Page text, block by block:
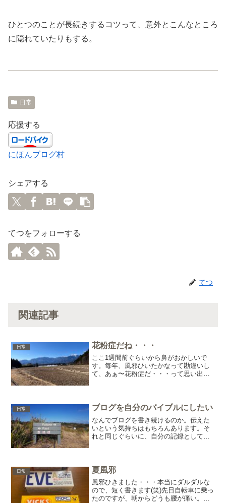
ひとつのことが長続きするコツって、意外とこんなところ
に隠れていたりもする。
日常
応援する
にほんブログ村
シェアする
てつをフォローする
てつ
関連記事
日常 花粉症だね・・・
ここ1週間前ぐらいから鼻がおかしいで
す。毎年、風邪ひいたかなって勘違いし
て、あぁ〜花粉症だ・・・って思い出す
ってところですね(･...
日常 ブログを自分のバイブルにしたい
なんでブログを書き続けるのか。伝えた
いという気持ちはもちろんあります。そ
れと同じぐらいに、自分の記録として残
鹿にするのは結構好き...
日常 夏風邪
風邪ひきました・・・本当にダルダルな
ので、短く書きます(笑)先日自転車に乗っ
たのですが、朝からどうも腰が痛い。寝